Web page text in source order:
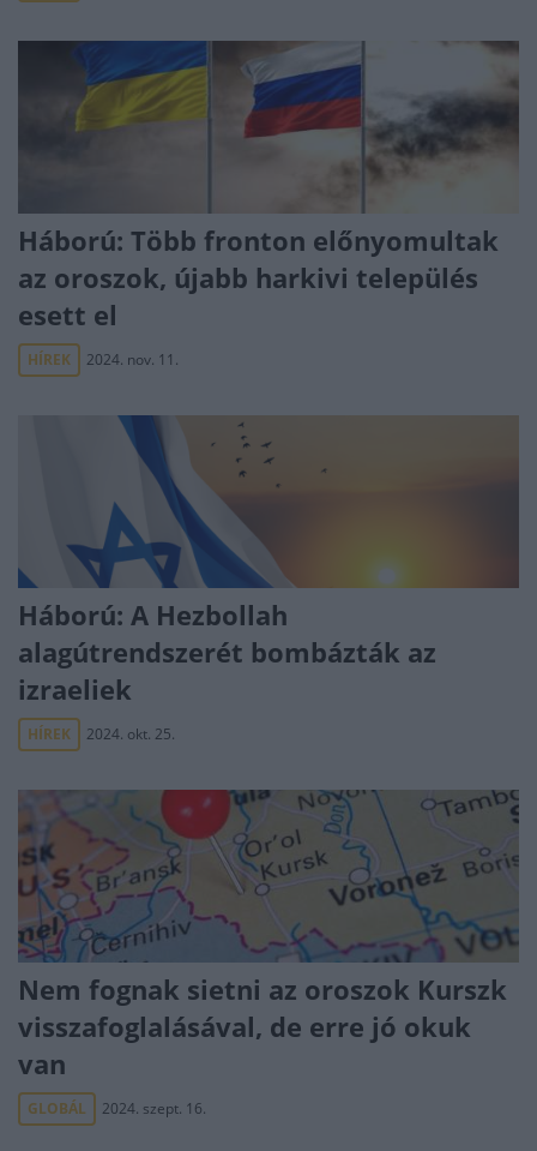
Háború: Több fronton előnyomultak
az oroszok, újabb harkivi település
esett el
HÍREK 2024. nov. 11.
Háború: A Hezbollah
alagútrendszerét bombázták az
izraeliek
HÍREK 2024. okt. 25.
Nem fognak sietni az oroszok Kurszk
visszafoglalásával, de erre jó okuk
van
GLOBÁL 2024. szept. 16.